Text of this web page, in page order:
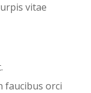
vitae
faucibus orci